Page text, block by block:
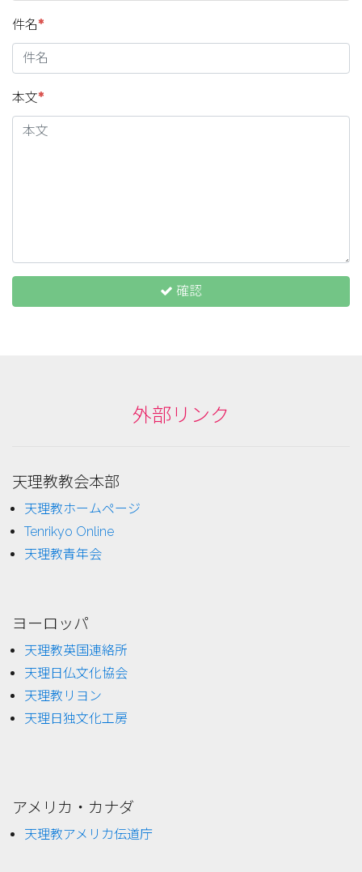
件名
本文
確認
外部リンク
天理教教会本部
天理教ホームページ
Tenrikyo Online
天理教青年会
ヨーロッパ
天理教英国連絡所
天理日仏文化協会
天理教リヨン
天理日独文化工房
アメリカ・カナダ
天理教アメリカ伝道庁